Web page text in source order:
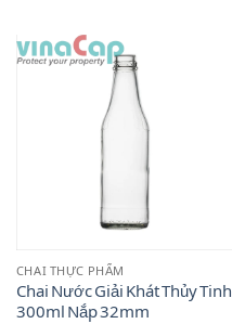
CHAI THỰC PHẨM
Chai Nước Giải Khát Thủy Tinh
300ml Nắp 32mm